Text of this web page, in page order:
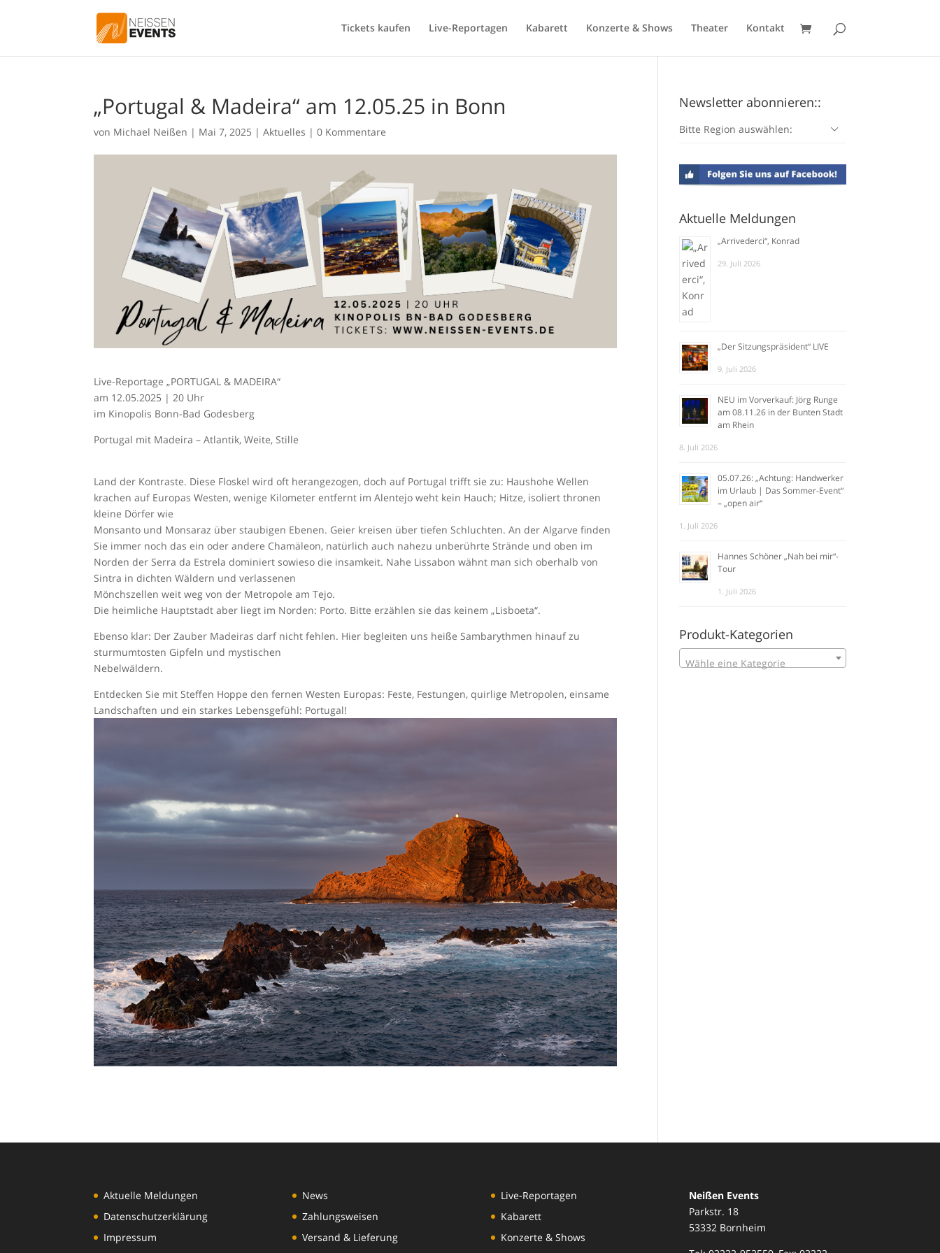
Tickets kaufen Live-Reportagen Kabarett Konzerte & Shows Theater Kontakt
„Portugal & Madeira“ am 12.05.25 in Bonn
von Michael Neißen | Mai 7, 2025 |Aktuelles |0 Kommentare
Live-Reportage „PORTUGAL & MADEIRA“
am 12.05.2025 | 20 Uhr
im Kinopolis Bonn-Bad Godesberg
Portugal mit Madeira – Atlantik, Weite, Stille
Land der Kontraste. Diese Floskel wird oft herangezogen, doch auf Portugal trifft sie zu: Haushohe Wellen
krachen auf Europas Westen, wenige Kilometer entfernt im Alentejo weht kein Hauch; Hitze, isoliert thronen
kleine Dörfer wie
Monsanto und Monsaraz über staubigen Ebenen. Geier kreisen über tiefen Schluchten. An der Algarve finden
Sie immer noch das ein oder andere Chamäleon, natürlich auch nahezu unberührte Strände und oben im
Norden der Serra da Estrela dominiert sowieso die insamkeit. Nahe Lissabon wähnt man sich oberhalb von
Sintra in dichten Wäldern und verlassenen
Mönchszellen weit weg von der Metropole am Tejo.
Die heimliche Hauptstadt aber liegt im Norden: Porto. Bitte erzählen sie das keinem „Lisboeta“.
Ebenso klar: Der Zauber Madeiras darf nicht fehlen. Hier begleiten uns heiße Sambarythmen hinauf zu
sturmumtosten Gipfeln und mystischen
Nebelwäldern.
Entdecken Sie mit Steffen Hoppe den fernen Westen Europas: Feste, Festungen, quirlige Metropolen, einsame
Landschaften und ein starkes Lebensgefühl: Portugal!
Newsletter abonnieren::
Bitte Region auswählen:
Aktuelle Meldungen
„Arrivederci“, Konrad
29. Juli 2026
„Der Sitzungspräsident“ LIVE
9. Juli 2026
NEU im Vorverkauf: Jörg Runge
am 08.11.26 in der Bunten Stadt
am Rhein
8. Juli 2026
05.07.26: „Achtung: Handwerker
im Urlaub | Das Sommer-Event“
– „open air“
1. Juli 2026
Hannes Schöner „Nah bei mir“-
Tour
1. Juli 2026
Produkt-Kategorien
Wähle eine Kategorie
Aktuelle Meldungen
Datenschutzerklärung
Impressum
News
Zahlungsweisen
Versand & Lieferung
Live-Reportagen
Kabarett
Konzerte & Shows
Neißen Events
Parkstr. 18
53332 Bornheim